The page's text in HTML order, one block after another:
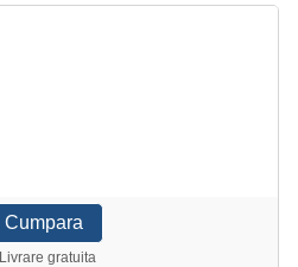
Livrare gratuita